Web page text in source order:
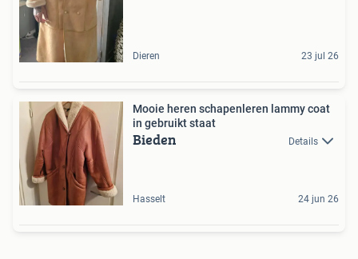
Dieren 23 jul 26
Mooie heren schapenleren lammy coat
in gebruikt staat
Bieden Details
Hasselt 24 jun 26